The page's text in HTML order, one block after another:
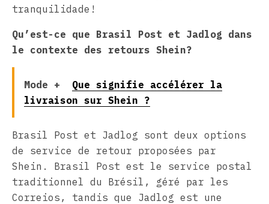
tranquilidade!
Qu’est-ce que Brasil Post et Jadlog dans
le contexte des retours Shein?
Mode +
Que signifie accélérer la
livraison sur Shein ?
Brasil Post et Jadlog sont deux options
de service de retour proposées par
Shein. Brasil Post est le service postal
traditionnel du Brésil, géré par les
Correios, tandis que Jadlog est une